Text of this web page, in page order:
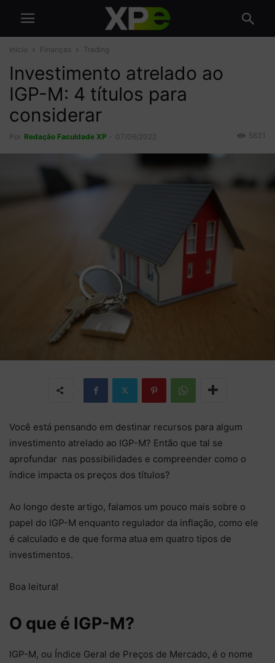
Início Finanças Trading
Investimento atrelado ao
IGP-M: 4 títulos para
considerar
Por Redação Faculdade XP 07/06/2022 5831
Você está pensando em destinar recursos para algum
investimento atrelado ao IGP-M? Então que tal se
aprofundar nas possibilidades e compreender como o
índice impacta os preços dos títulos?
Ao longo deste artigo, falamos um pouco mais sobre o
papel do IGP-M enquanto regulador da inflação, como ele
é calculado e de que forma atua em quatro tipos de
investimentos.
Boa leitura!
O que é IGP-M?
IGP-M, ou Índice Geral de Preços de Mercado, é o nome